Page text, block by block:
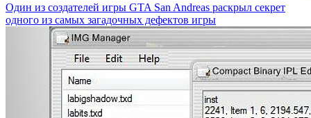
Один из создателей игры GTA San Andreas раскрыл секрет
одного из самых загадочных дефектов игры